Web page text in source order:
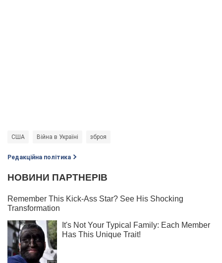
США Війна в Україні зброя
Редакційна політика